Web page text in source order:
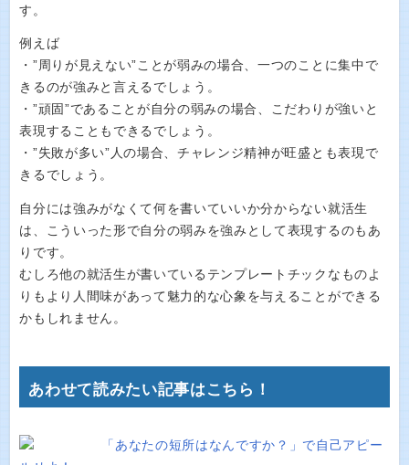
す。
例えば
・”周りが見えない”ことが弱みの場合、一つのことに集中で
きるのが強みと言えるでしょう。
・”頑固”であることが自分の弱みの場合、こだわりが強いと
表現することもできるでしょう。
・”失敗が多い”人の場合、チャレンジ精神が旺盛とも表現で
きるでしょう。
自分には強みがなくて何を書いていいか分からない就活生
は、こういった形で自分の弱みを強みとして表現するのもあ
りです。
むしろ他の就活生が書いているテンプレートチックなものよ
りもより人間味があって魅力的な心象を与えることができる
かもしれません。
あわせて読みたい記事はこちら！
「あなたの短所はなんですか？」で自己アピー